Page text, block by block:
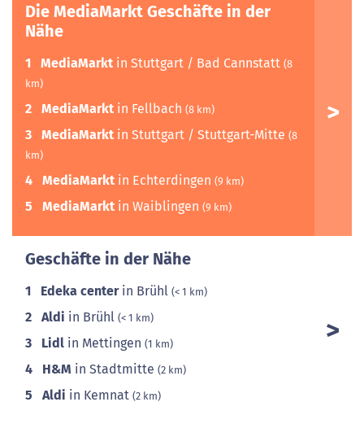
Die MediaMarkt Geschäfte in der
Nähe
1 MediaMarkt in Stuttgart / Bad Cannstatt (8
km)
2 MediaMarkt in Fellbach (8 km)
3 MediaMarkt in Stuttgart / Stuttgart-Mitte (8
km)
4 MediaMarkt in Echterdingen (9 km)
5 MediaMarkt in Waiblingen (9 km)
Geschäfte in der Nähe
1 Edeka centerin Brühl (< 1 km)
2 Aldi in Brühl (< 1 km)
3 Lidl in Mettingen (1 km)
4 H&M in Stadtmitte (2 km)
5 Aldi in Kemnat (2 km)